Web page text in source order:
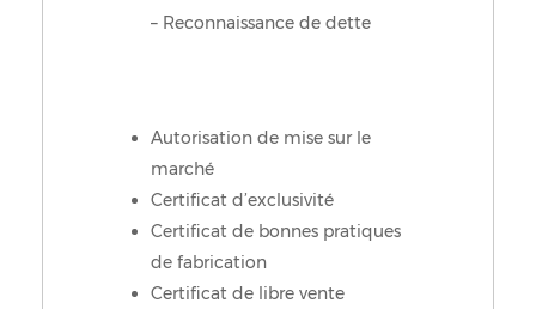
– Reconnaissance de dette
Autorisation de mise sur le
marché
Certificat d’exclusivité
Certificat de bonnes pratiques
de fabrication
Certificat de libre vente